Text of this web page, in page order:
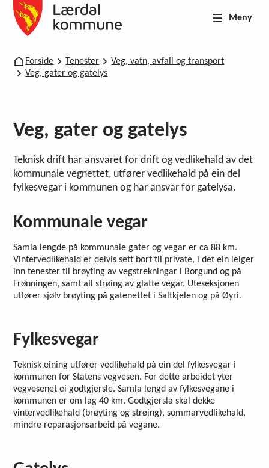
Meny
Du er her:
Forside Tenester
Veg, vatn, avfall og transport
Veg, gater og gatelys
Veg, gater og gatelys
Teknisk drift har ansvaret for drift og vedlikehald av det
kommunale vegnettet, utfører vedlikehald på ein del
fylkesvegar i kommunen og har ansvar for gatelysa.
Kommunale vegar
Samla lengde på kommunale gater og vegar er ca 88 km.
Vintervedlikehald er delvis sett bort til private, i det ein leiger
inn tenester til brøyting av vegstrekningar i Borgund og på
Frønningen, samt all strøing av glatte vegar. Uteseksjonen
utfører sjølv brøyting på gatenettet i Saltkjelen og på Øyri.
Fylkesvegar
Teknisk eining utfører vedlikehald på ein del fylkesvegar i
kommunen for Statens vegvesen. For dette arbeidet yter
vegvesenet ei godtgjersle. Samla lengd av fylkesvegane i
kommunen er om lag 40 km. Godtgjersla skal dekke
vintervedlikehald (brøyting og strøing), sommarvedlikehald,
mindre reparasjonsarbeid på vegane.